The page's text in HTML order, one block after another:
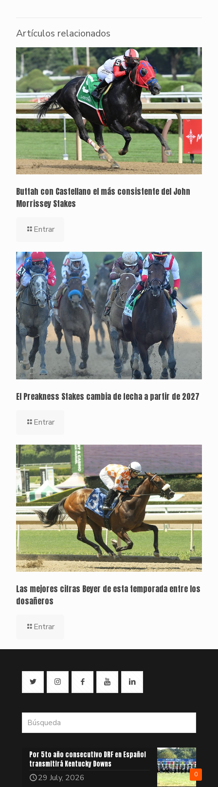
Artículos relacionados
Buttah con Castellano el más consistente del John
Morrissey Stakes
Entrar
El Preakness Stakes cambia de fecha a partir de 2027
Entrar
Las mejores cifras Beyer de esta temporada entre los
dosañeros
Entrar
0
Por 5to año consecutivo DRF en Español
transmitirá Kentucky Downs
29 July, 2026